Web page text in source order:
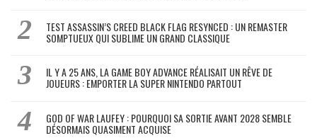
TEST ASSASSIN’S CREED BLACK FLAG RESYNCED : UN REMASTER
SOMPTUEUX QUI SUBLIME UN GRAND CLASSIQUE
IL Y A 25 ANS, LA GAME BOY ADVANCE RÉALISAIT UN RÊVE DE
JOUEURS : EMPORTER LA SUPER NINTENDO PARTOUT
GOD OF WAR LAUFEY : POURQUOI SA SORTIE AVANT 2028 SEMBLE
DÉSORMAIS QUASIMENT ACQUISE